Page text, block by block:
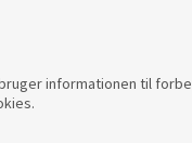
informationen til
nogle af de danske
Da virksomheden J.
traditioner i
har altid